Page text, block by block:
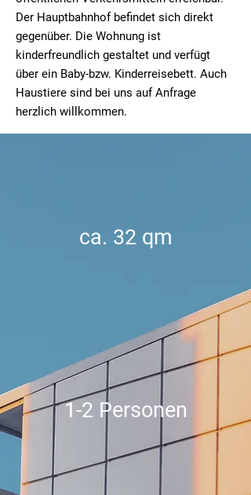
Der Hauptbahnhof befindet sich direkt
gegenüber. Die Wohnung ist
kinderfreundlich gestaltet und verfügt
über ein Baby-bzw. Kinderreisebett. Auch
Haustiere sind bei uns auf Anfrage
herzlich willkommen.
ca. 32 qm
1-2 Personen